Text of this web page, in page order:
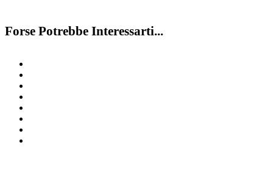
Forse Potrebbe Interessarti...